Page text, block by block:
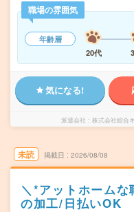
職場の雰囲気
年齢層
20代
気になる!
派遣会社 株式会社綜合
未読 掲載日 2026/08/08
＼*アットホーム
の加工/日払いOK